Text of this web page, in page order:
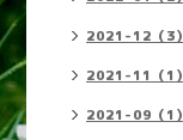
2021-12（3）
2021-11（1）
2021-09（1）